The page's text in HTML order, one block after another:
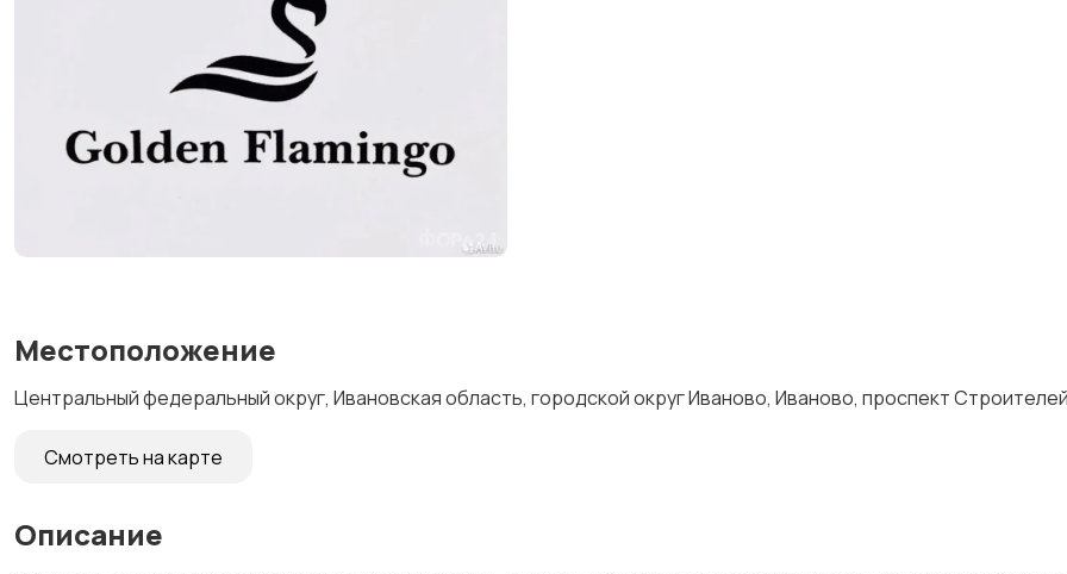
Местоположение
Центральный федеральный округ, Ивановская область, городской округ Иваново, Иваново, проспект
Смотреть на карте
Описание